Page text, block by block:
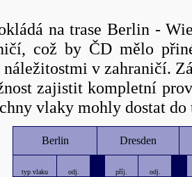
na trase Berlin -
což by ČD mělo
v zahraničí.
zajistit kompletní
vlaky mohly dostat do
Berlin Dresden
typ vlaku odj. příj. odj.